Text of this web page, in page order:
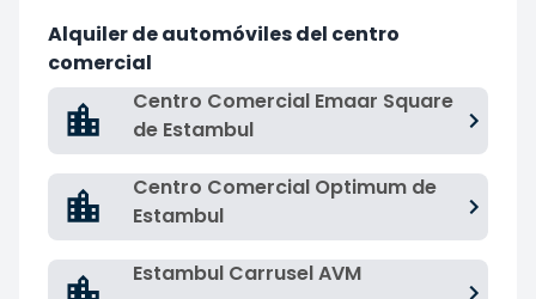
Alquiler de automóviles del centro
comercial
Centro Comercial Emaar Square
de Estambul
Centro Comercial Optimum de
Estambul
Estambul Carrusel AVM